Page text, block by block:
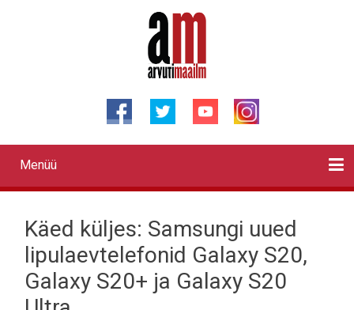
Primary
links
Menüü
Käed küljes: Samsungi uued
lipulaevtelefonid Galaxy S20,
Galaxy S20+ ja Galaxy S20